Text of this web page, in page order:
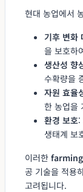
현대 농업에서
기후 변화
을 보호하
생산성 향
수확량을
자원 효율
한 농업을
환경 보호:
생태계 보
이러한
공 기술을 적용
고려됩니다.